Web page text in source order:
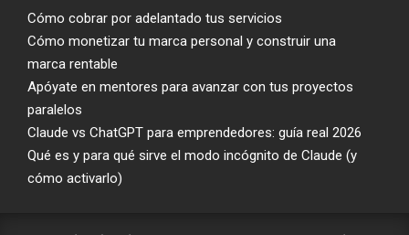
Cómo cobrar por adelantado tus servicios
Cómo monetizar tu marca personal y construir una
marca rentable
Apóyate en mentores para avanzar con tus proyectos
paralelos
Claude vs ChatGPT para emprendedores: guía real 2026
Qué es y para qué sirve el modo incógnito de Claude (y
cómo activarlo)